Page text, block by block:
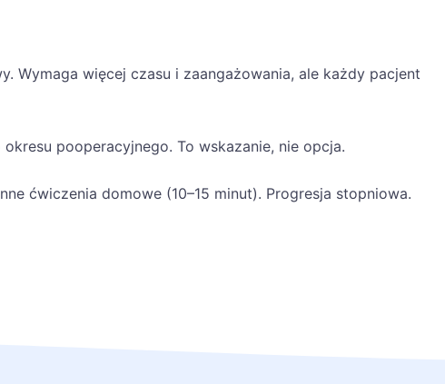
Wymaga więcej czasu i zaangażowania, ale każdy pacjent
pooperacyjnego. To wskazanie, nie opcja.
ćwiczenia domowe (10–15 minut). Progresja stopniowa.